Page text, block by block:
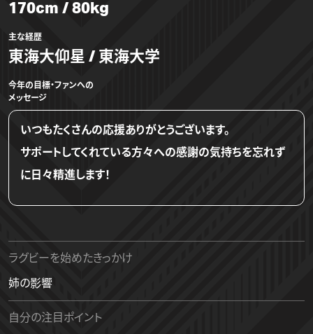
170cm / 80kg
主な経歴
東海大仰星 / 東海大学
今年の目標・ファンへの
メッセージ
いつもたくさんの応援ありがとうございます。
サポートしてくれている方々への感謝の気持ちを忘れず
に日々精進します！
ラグビーを始めたきっかけ
姉の影響
自分の注目ポイント